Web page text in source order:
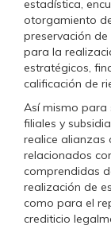
estadística,
otorgamiento
preservación
para la
estratégicos,
calificación de
Así mismo para
filiales y
realice alianzas
relacionados
comprendidas
realización de
como para el
crediticio